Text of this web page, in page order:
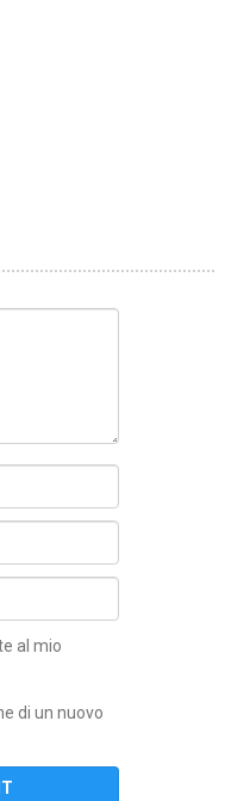
al mio
di un nuovo